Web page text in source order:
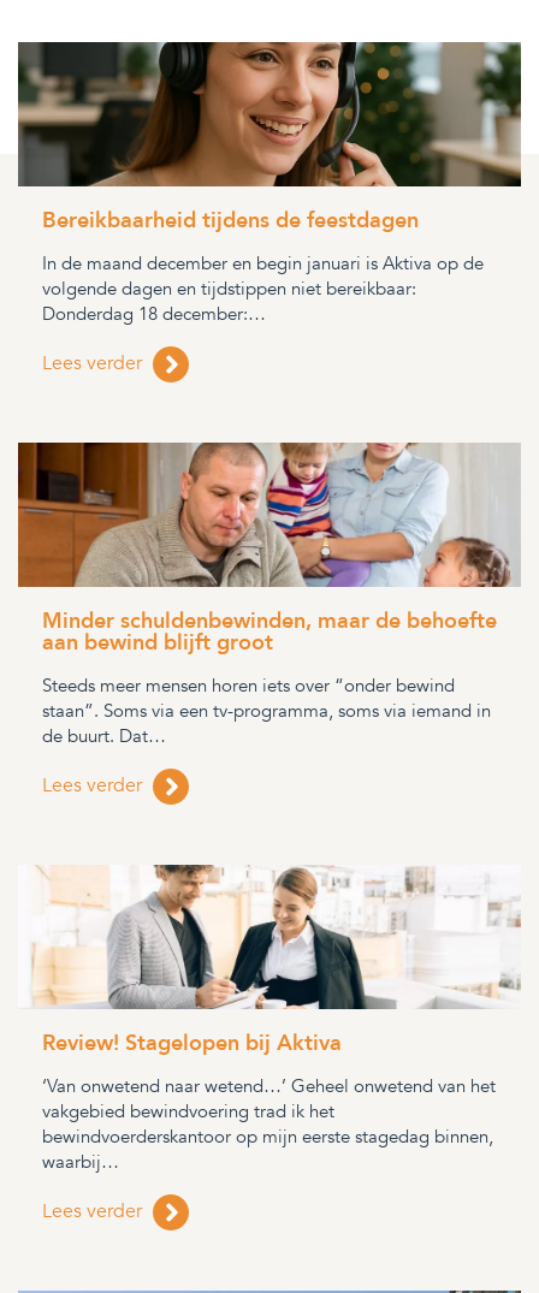
Bereikbaarheid tijdens de feestdagen
In de maand december en begin januari is Aktiva op de
volgende dagen en tijdstippen niet bereikbaar:
Donderdag 18 december:…
Lees verder
Minder schuldenbewinden, maar de behoefte
aan bewind blijft groot
Steeds meer mensen horen iets over “onder bewind
staan”. Soms via een tv-programma, soms via iemand in
de buurt. Dat…
Lees verder
Review! Stagelopen bij Aktiva
‘Van onwetend naar wetend…’ Geheel onwetend van het
vakgebied bewindvoering trad ik het
bewindvoerderskantoor op mijn eerste stagedag binnen,
waarbij…
Lees verder